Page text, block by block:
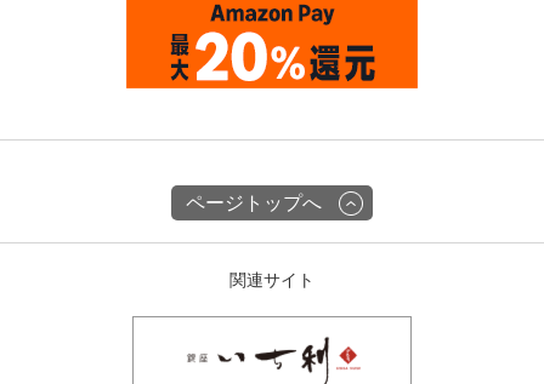
ページトップへ
関連サイト